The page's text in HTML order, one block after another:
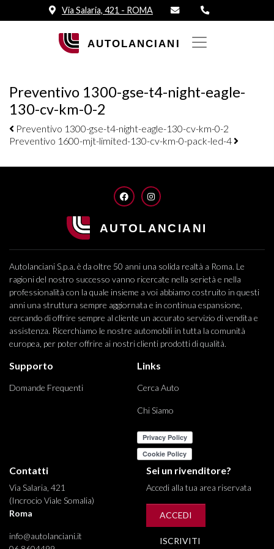
Via Salaria, 421 - ROMA
Preventivo 1300-gse-t4-night-eagle-
130-cv-km-0-2
Navigazione elementi
Preventivo 1300-gse-t4-night-eagle-130-cv-km-0-2
Preventivo 1600-mjt-limited-130-cv-km-0-pack-led-4
FACEBOOKINSTAGRAM
Autolanciani S.p.a. è da oltre 50 anni una solida realtà a Roma. Le
ragioni del nostro successo vanno ricercate nella serietà e nella
professionalità con la quale insieme a voi abbiamo costruito in questi
anni una struttura sempre aggiornata e in continua espansione,
cercando di offrire sempre al cliente un accurato servizio di vendita e
assistenza. Ricerchiamo le nostre automobili in tutta la comunità
europea, per poter offrire ai nostri clienti prodotti di qualità.
Supporto
Domande Frequenti
Links
Cerca Auto
Chi Siamo
Contatti
Via Salaria, 421
(Incrocio Viale Somalia)
Roma
info@autolanciani.it
Sei un rivenditore?
Accedi alla tua area riservata
ACCEDI
ISCRIVITI